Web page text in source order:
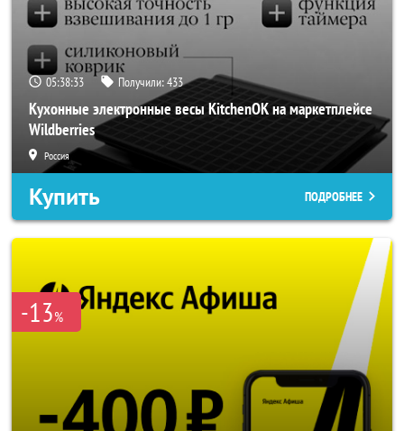
05:38:31 Получили:433
Кухонные электронные весы KitchenOK на маркетплейсе
Wildberries
Россия
Купить ПОДРОБНЕЕ
-13%